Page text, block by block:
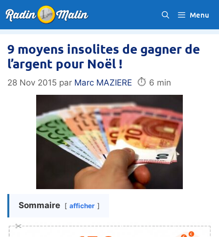
au
contenu
Menu
9 moyens insolites de gagner de
l’argent pour Noël !
28 Nov 2015 par Marc MAZIERE ⏱️ 6 min
Sommaire afficher